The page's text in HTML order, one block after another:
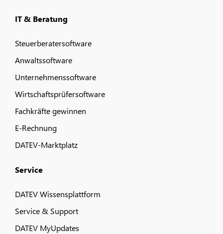
IT & Beratung
Steuerberatersoftware
Anwaltssoftware
Unternehmenssoftware
Wirtschaftsprüfersoftware
Fachkräfte gewinnen
E-Rechnung
DATEV-Marktplatz
Service
DATEV Wissensplattform
Service & Support
DATEV MyUpdates